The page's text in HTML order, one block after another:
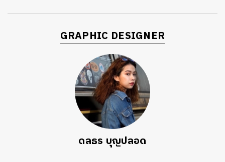
GRAPHIC DESIGNER
ดลธร บุญปลอด